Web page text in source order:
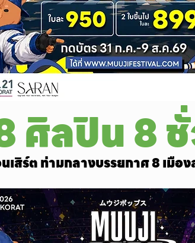
ศิลปิน 8
เสิร์ต ท่ามกลางบรรยกาศ 8 เมื